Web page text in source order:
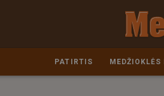
PATIRTIS